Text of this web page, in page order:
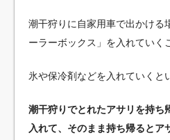
潮干狩りに自家用車で出かける
ーラーボックス」を入れていく
氷や保冷剤などを入れていくと
潮干狩りでとれたアサリを持ち
入れて、そのまま持ち帰るとア